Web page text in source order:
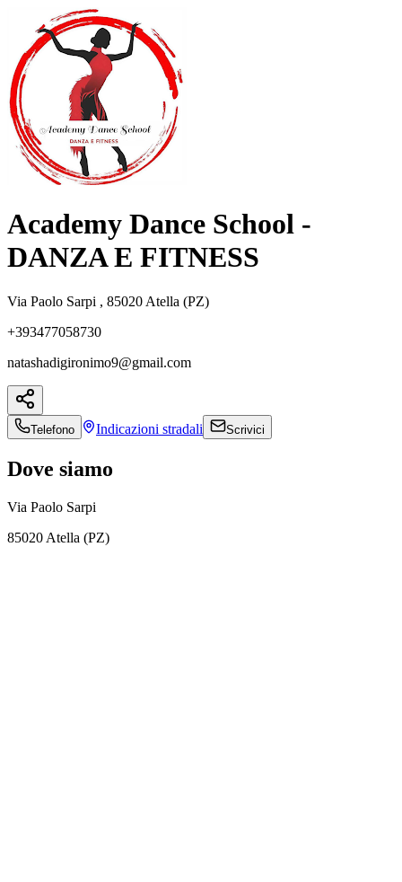
Academy Dance School -
DANZA E FITNESS
Via Paolo Sarpi , 85020 Atella (PZ)
+393477058730
natashadigironimo9@gmail.com
Telefono Indicazioni stradali Scrivici
Dove siamo
Via Paolo Sarpi
85020 Atella (PZ)